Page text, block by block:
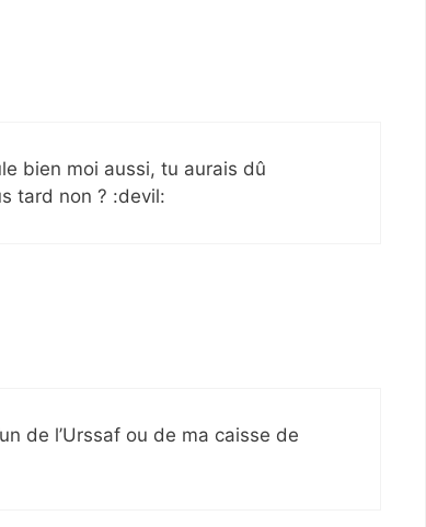
bien moi aussi, tu aurais dû
tard non ? :devil:
de l’Urssaf ou de ma caisse de